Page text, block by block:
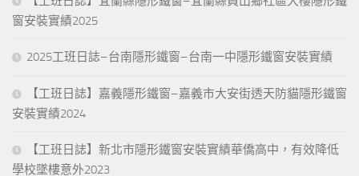
窗安裝實績2025
2025工班日誌–台南隱形鐵窗–台南一中隱形鐵窗安裝實績
【工班日誌】嘉義隱形鐵窗–嘉義市大安街透天防貓隱形鐵窗
安裝實績2024
【工班日誌】新北市隱形鐵窗安裝實績華僑高中，有效降低
學校墜樓意外2023